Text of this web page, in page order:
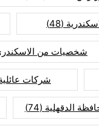
(48)
شخصيات من
شركات
الدقهلية (74)